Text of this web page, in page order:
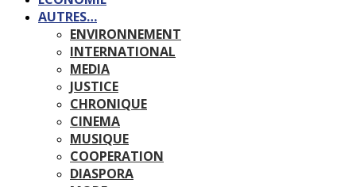
AUTRES…
ENVIRONNEMENT
INTERNATIONAL
MEDIA
JUSTICE
CHRONIQUE
CINEMA
MUSIQUE
COOPERATION
DIASPORA